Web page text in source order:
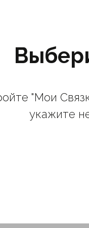
"Мои
укажите